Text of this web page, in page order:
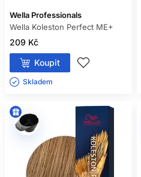
Wella Professionals
Wella Koleston Perfect ME+
209 Kč
Koupit
Skladem ㅤ